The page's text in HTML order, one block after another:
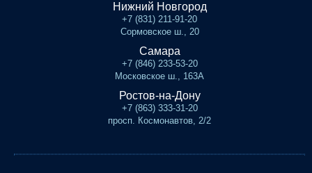
Нижний Новгород
+7 (831) 211-91-20
Сормовское ш., 20
Самара
+7 (846) 233-53-20
Московское ш., 163А
Ростов-на-Дону
+7 (863) 333-31-20
просп. Космонавтов, 2/2